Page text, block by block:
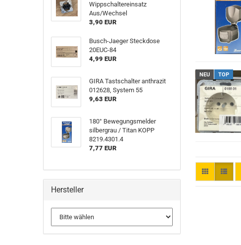
NEU TOP
Wippschaltereinsatz
Aus/Wechsel
3,90 EUR
Busch-Jaeger Steckdose
20EUC-84
4,99 EUR
GIRA Tastschalter anthrazit
012628, System 55
9,63 EUR
180° Bewegungsmelder
silbergrau / Titan KOPP
8219.4301.4
7,77 EUR
Hersteller